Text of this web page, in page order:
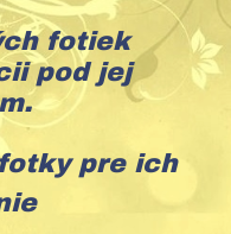
fotiek
pod jej
pre ich